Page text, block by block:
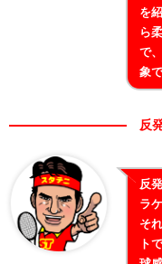
を
ら
で
象で
反
反
ラ
そ
ト